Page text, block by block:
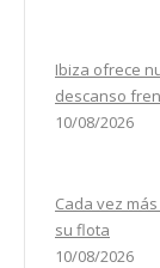
Ibiza ofrece
descanso
10/08/2026
Cada vez
su flota
10/08/2026